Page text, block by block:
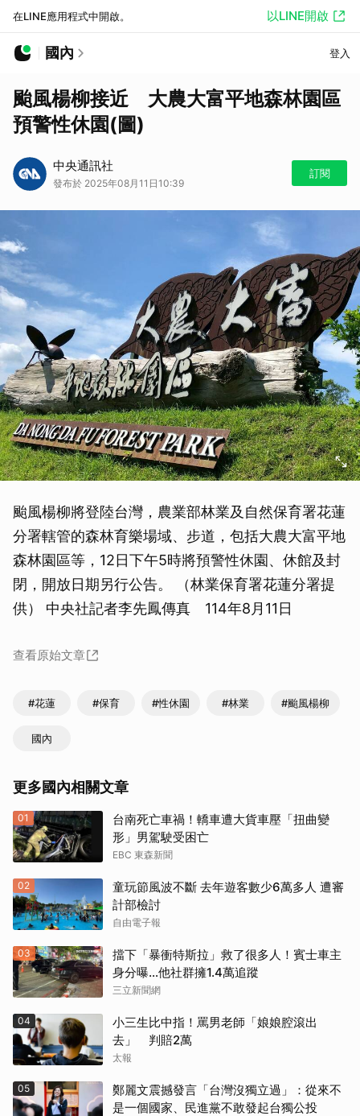
在LINE應用程式中開啟。 以LINE開啟
國內 登入
颱風楊柳接近 大農大富平地森林園區
預警性休園(圖)
中央通訊社
發布於 2025年08月11日10:39
訂閱
颱風楊柳將登陸台灣，農業部林業及自然保育署花蓮
分署轄管的森林育樂場域、步道，包括大農大富平地
森林園區等，12日下午5時將預警性休園、休館及封
閉，開放日期另行公告。 （林業保育署花蓮分署提
供） 中央社記者李先鳳傳真 114年8月11日
查看原始文章
#花蓮 #保育 #性休園 #林業 #颱風楊柳
國內
更多國內相關文章
01
台南死亡車禍！轎車遭大貨車壓「扭曲變
形」男駕駛受困亡
EBC 東森新聞
02
童玩節風波不斷 去年遊客數少6萬多人 遭審
計部檢討
自由電子報
03
擋下「暴衝特斯拉」救了很多人！賓士車主
身分曝…他社群擁1.4萬追蹤
三立新聞網
04
小三生比中指！罵男老師「娘娘腔滾出
去」 判賠2萬
太報
05
鄭麗文震撼發言「台灣沒獨立過」：從來不
是一個國家、民進黨不敢發起台獨公投